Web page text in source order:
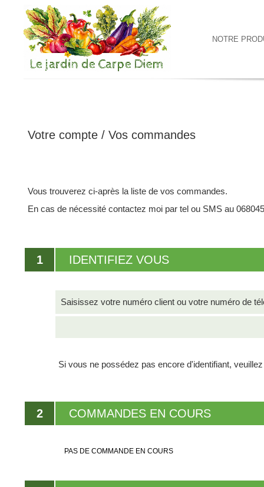
NOTRE
Votre compte / Vos commandes
Vous trouverez ci-après la liste de vos commandes.
En cas de nécessité contactez moi par tel ou SMS au
1 IDENTIFIEZ VOUS
Saisissez votre numéro client ou votre numéro de
Si vous ne possédez pas encore d'identifiant,
2 COMMANDES EN COURS
PAS DE COMMANDE EN COURS